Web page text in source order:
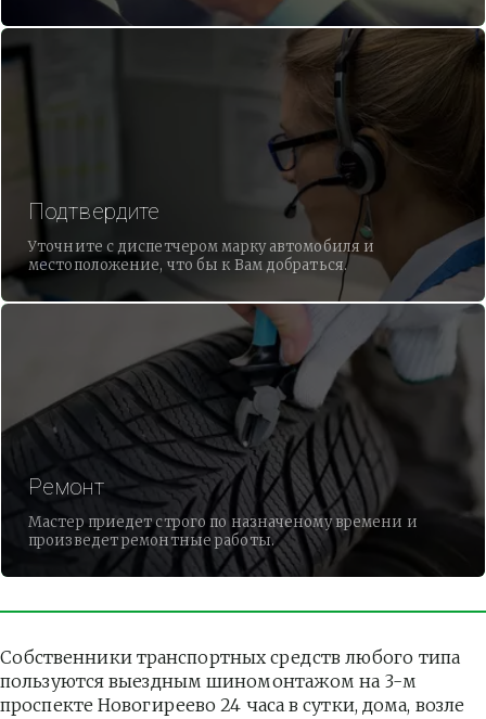
Подтвердите
Уточните с диспетчером марку автомобиля и
местоположение, что бы к Вам добраться.
Ремонт
Мастер приедет строго по назначеному времени и
произведет ремонтные работы.
Собственники транспортных средств любого типа
пользуются выездным шиномонтажом на 3-м
проспекте Новогиреево 24 часа в сутки, дома, возле